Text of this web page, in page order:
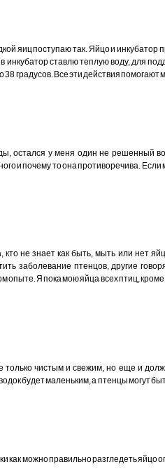
яиц поступаю так. Яйцо и
инкубатор ставлю теплую воду, для
38 градусов. Все эти действия помогают
остался у меня один не решенный
и почему то она противоречива. Если
кто не знает как быть, мыть или нет
заболевание птенцов, другие
опыте. Я пока мою яйца всех птиц,
чистым и свежим, но еще и
будет маленьким, а птенцы могут
как можно правильно разгледеть